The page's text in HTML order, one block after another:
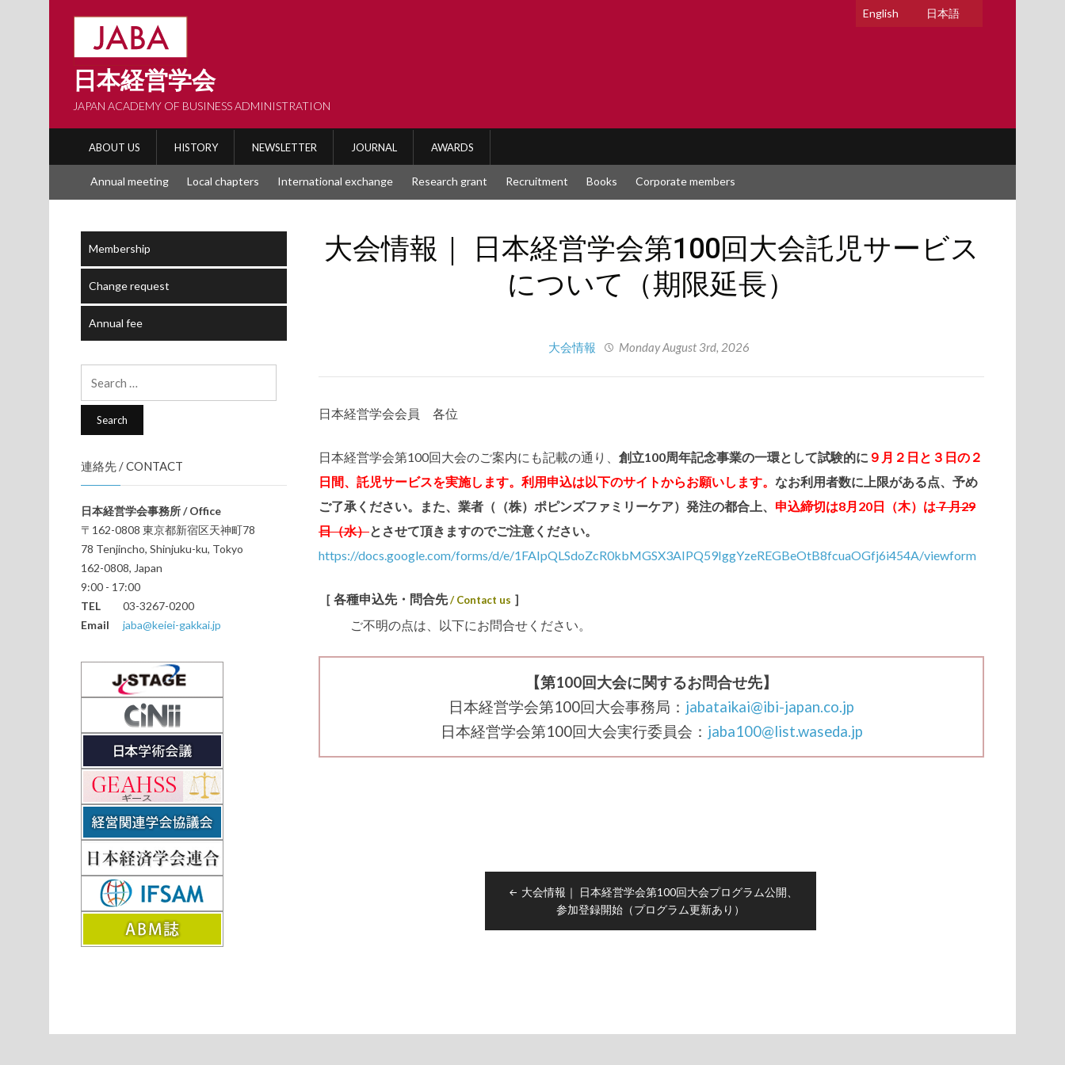
日本語
English
日本経営学会
JAPAN ACADEMY OF BUSINESS ADMINISTRATION
ABOUT US HISTORY NEWSLETTER JOURNAL AWARDS
Annual meeting Local chapters International exchange Research grant Recruitment Books Corporate members
大会情報｜ 日本経営学会第100回大会託児サービス
について（期限延長）
大会情報 Monday August 3rd, 2026
日本経営学会会員 各位
日本経営学会第100回大会のご案内にも記載の通り、 創立100周年記念事業の一環として試験的に ９月２日と３日の２
日間、託児サービスを実施します。利用申込は以下のサイトからお願いします。 なお利用者数に上限がある点、予め
ご了承ください。また、業者（（株）ポピンズファミリーケア）発注の都合上、 申込締切は8月20日（木）は７月29
日（水）とさせて頂きますのでご注意ください。
https://docs.google.com/forms/d/e/1FAIpQLSdoZcR0kbMGSX3AIPQ59IggYzeREGBeOtB8fcuaOGfj6i454A/viewform
［ 各種申込先・問合先/ Contact us ］
ご不明の点は、以下にお問合せください。
【第100回大会に関するお問合せ先】
日本経営学会第100回大会事務局： jabataikai@ibi-japan.co.jp
日本経営学会第100回大会実行委員会： jaba100@list.waseda.jp
大会情報｜ 日本経営学会第100回大会プログラム公開、
参加登録開始（プログラム更新あり）
Membership
Change request
Annual fee
for:
連絡先 / CONTACT
日本経営学会事務所 / Office
〒162-0808 東京都新宿区天神町78
78 Tenjincho, Shinjuku-ku, Tokyo
162-0808, Japan
9:00 - 17:00
TEL 03-3267-0200
Email jaba@keiei-gakkai.jp